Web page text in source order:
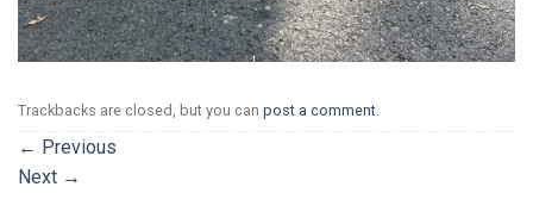
Trackbacks are closed, but you can post a comment
← Previous
Next →